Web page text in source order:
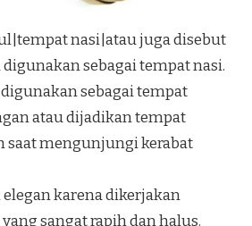
nasi|atau juga disebut
sebagai tempat nasi.
sebagai tempat
atau dijadikan tempat
saat mengunjungi kerabat
elegan karena dikerjakan
sangat rapih dan halus.